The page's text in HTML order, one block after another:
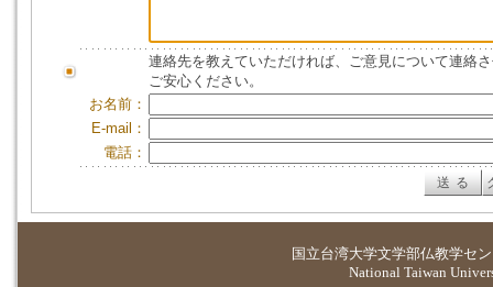
連絡先を教えていただければ、ご意見について連絡
ご安心ください。
お名前：
E-mail：
電話：
国立台湾大学文学部仏教学セ
National Taiwan